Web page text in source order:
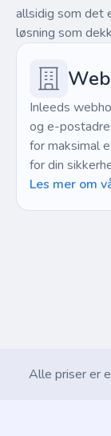
allsidig som det
løsning som
Inleeds
og e-
for maksimal
for din
Les mer om
Alle priser er